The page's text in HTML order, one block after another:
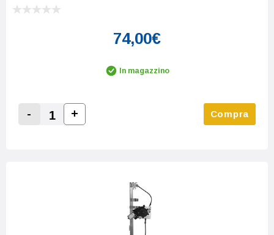
74,00€
In magazzino
Decrease Quantity:
-
Increase Quantity:
+ Compra